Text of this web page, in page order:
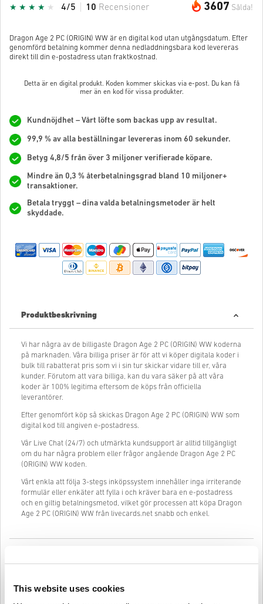
This website uses cookies
3607 Sålda!
4/5 10 Recensioner
Dragon Age 2 PC (ORIGIN) WW är en digital kod utan utgångsdatum. Efter
genomförd betalning kommer denna nedladdningsbara kod levereras
direkt till din e-postadress utan fraktkostnad.
Detta är en digital produkt. Koden kommer skickas via e-post. Du kan få
mer än en kod för vissa produkter.
Kundnöjdhet – Vårt löfte som backas upp av resultat.
99,9 % av alla beställningar levereras inom 60 sekunder.
Betyg 4,8/5 från över 3 miljoner verifierade köpare.
Mindre än 0,3 % återbetalningsgrad bland 10 miljoner+
transaktioner.
Betala tryggt – dina valda betalningsmetoder är helt
skyddade.
Produktbeskrivning
Vi har några av de billigaste Dragon Age 2 PC (ORIGIN) WW koderna
på marknaden. Våra billiga priser är för att vi köper digitala koder i
bulk till rabatterat pris som vi i sin tur skickar vidare till er, våra
kunder. Förutom att vara billiga, kan du vara säker på att våra
koder är 100% legitima eftersom de köps från officiella
leverantörer.
Efter genomfört köp så skickas Dragon Age 2 PC (ORIGIN) WW som
digital kod till angiven e-postadress.
Vår Live Chat (24/7) och utmärkta kundsupport är alltid tillgängligt
om du har några problem eller frågor angående Dragon Age 2 PC
(ORIGIN) WW koden.
Vårt enkla att följa 3-stegs inköpssystem innehåller inga irriterande
formulär eller enkäter att fylla i och kräver bara en e-postadress
och en giltig betalningsmetod, vilket gör processen att köpa Dragon
Age 2 PC (ORIGIN) WW från livecards.net snabb och enkel.